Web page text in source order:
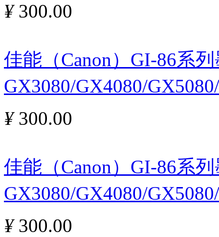
¥300.00
佳能（Canon）GI-86系
GX3080/GX4080/
¥300.00
佳能（Canon）GI-86系
GX3080/GX4080/
¥300.00